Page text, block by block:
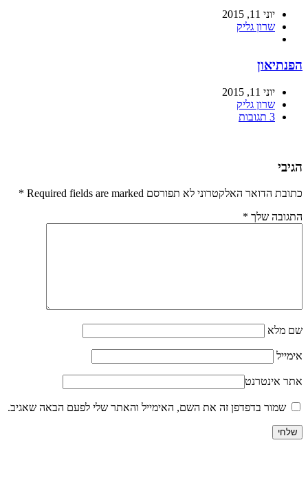
יוני 11, 2015
שרון גליק
הפנתיאון
יוני 11, 2015
שרון גליק
3 תגובות
הגיבי
כתובת הדואר האלקטרוני לא תפורסם Required fields are marked
*
התגובה שלך *
שם מלא
אימייל
אתר אינטרנט
שמור בדפדפן זה את השם, האימייל והאתר שלי לפעם הבאה שאגיב.